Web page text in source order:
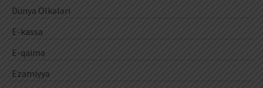
Dünya Ölkələri
E-kassa
E-qaimə
Ezamiyyə